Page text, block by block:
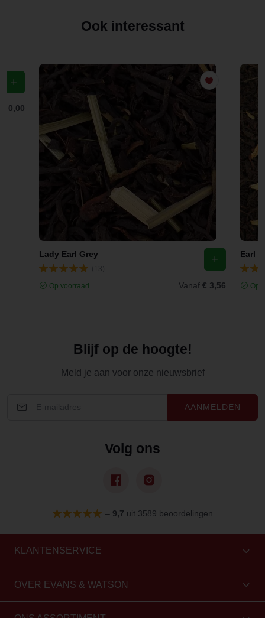
Ook interessant
€ 0,00
Lady Earl Grey
Op voorraad Vanaf € 3,56
Earl
Op
Blijf op de hoogte!
Meld je aan voor onze nieuwsbrief
AANMELDEN
Volg ons
– 9,7 uit 3589 beoordelingen
KLANTENSERVICE
OVER EVANS & WATSON